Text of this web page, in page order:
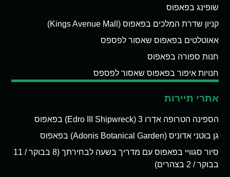
שופינג בפאפוס
קניון שדרת המלכים בפאפוס (Kings Avenue Mall)
אאוטלטים בפאפוס שאסור לפספס
חנות ספורה בפאפוס
חנויות איפור בפאפוס שאסור לפספס
אתרי תיירות
הספינה הטרופה אדְרו 3 (Edro III Shipwreck) בפאפוס
גן בוטני אדוניס (Adonis Botanical Garden) בפאפוס
סיור סגוויי בפאפוס עם מדריך בשעה לבחירתך (8 בבוקר / 11
בבוקר / 2 בצהרים)